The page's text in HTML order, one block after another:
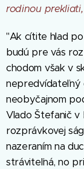
rodinou
"Ak cítite hlad
budú pre vás
chodom však v
nepredvídateľný
neobyčajnom
Vlado Štefanič v
rozprávkovej
nazeraním na
stráviteľná, no